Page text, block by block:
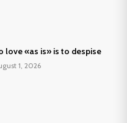
love «as is» is to despise
1, 2026